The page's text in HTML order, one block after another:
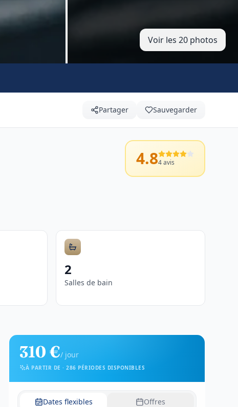
Voir les 20 photos
Partager Sauvegarder
4.84avis
2
Salles de bain
310 €/ jour
À PARTIR DE · 286 PÉRIODES DISPONIBLES
Dates flexibles Offres